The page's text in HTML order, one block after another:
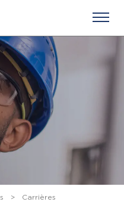
> Carrières